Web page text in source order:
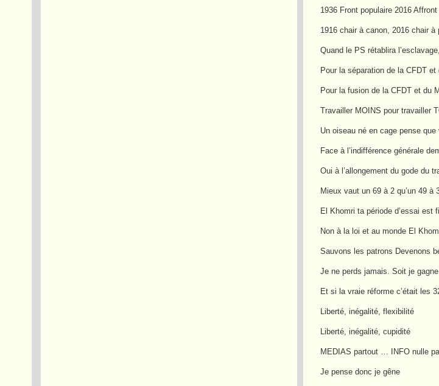
1936 Front populaire 2016
1916 chair à canon, 2016 chair à
Quand le PS rétablira
Pour la séparation de la CFDT et
Pour la fusion de la CFDT et du
Travailler MOINS pour travailler
Un oiseau né en cage pense
Face à l’indifférence générale
Oui à l’allongement du gode du
Mieux vaut un 69 à 2 qu’un 49 à
El Khomri ta période d’essai est
Non à la loi et au monde El
Sauvons les patrons Devenons
Je ne perds jamais. Soit je
Et si la vraie réforme c’était les
Liberté, inégalité, flexibilité
Liberté, inégalité, cupidité
MEDIAS partout … INFO nulle
Je pense donc je gêne